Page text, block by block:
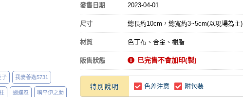
子 我妻善逸5731
蝴蝶忍 嘴平伊之助
發售日期 2023-04-01
尺寸 總長約10cm，總寬約3~5cm(以現場為主)
材質 色丁布、合金、樹脂
販售狀態 已完售不會加印(製)
特別說明 色差注意 附包裝